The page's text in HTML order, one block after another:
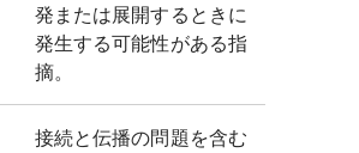
発または展開するときに
発生する可能性がある指
摘。
接続と伝播の問題を含む